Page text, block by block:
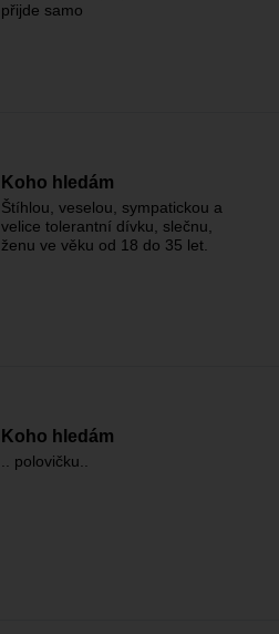
přijde samo
Koho hledám
Štíhlou, veselou, sympatickou a
velice tolerantní dívku, slečnu,
ženu ve věku od 18 do 35 let.
Koho hledám
.. polovičku..